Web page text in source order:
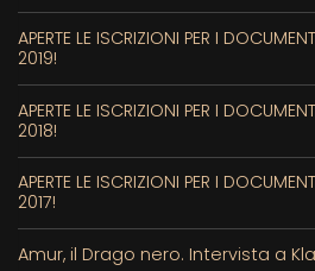
APERTE LE ISCRIZIONI PER I
2019!
APERTE LE ISCRIZIONI PER I
2018!
APERTE LE ISCRIZIONI PER I
2017!
Amur, il Drago nero. Intervista a